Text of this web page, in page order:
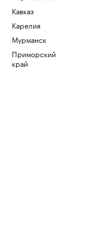
Кавказ
Карелия
Мурманск
Приморский
край